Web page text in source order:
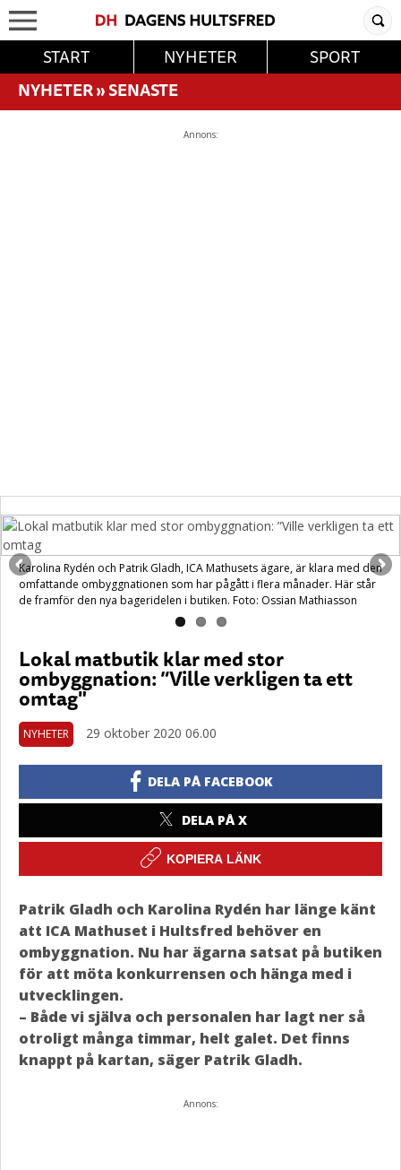
START NYHETER
SPORT
NYHETER»SENASTE
Annons:
Karolina Rydén och Patrik Gladh, ICA Mathusets ägare, är klara med den
omfattande ombyggnationen som har pågått i flera månader. Här står
de framför den nya bageridelen i butiken. Foto: Ossian Mathiasson
Lokal matbutik klar med stor
ombyggnation: ”Ville verkligen ta ett
omtag"
NYHETER 29 oktober 2020 06.00
DELA PÅ FACEBOOK
DELA PÅ X
KOPIERA LÄNK
Patrik Gladh och Karolina Rydén har länge känt
att ICA Mathuset i Hultsfred behöver en
ombyggnation. Nu har ägarna satsat på butiken
för att möta konkurrensen och hänga med i
utvecklingen.
– Både vi själva och personalen har lagt ner så
otroligt många timmar, helt galet. Det finns
knappt på kartan, säger Patrik Gladh.
Annons: